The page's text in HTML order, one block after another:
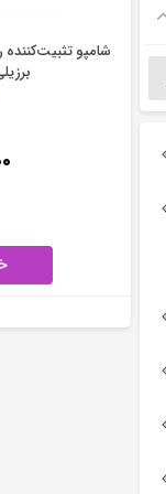
شامپو